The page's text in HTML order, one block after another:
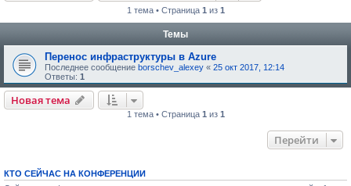
1 тема • Страница 1 из 1
Темы
Перенос инфраструктуры в Azure
Последнее сообщение borschev_alexey « 25 окт 2017, 12:14
Ответы: 1
Новая тема
1 тема • Страница 1 из 1
Перейти
КТО СЕЙЧАС НА КОНФЕРЕНЦИИ